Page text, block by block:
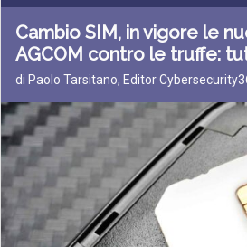
Cambio SIM, in vigore le
AGCOM contro le truffe:
di Paolo Tarsitano, Editor